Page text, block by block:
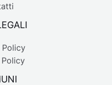
Policy